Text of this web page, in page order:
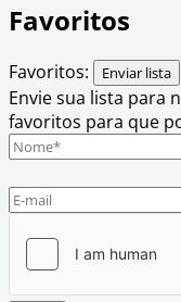
Favoritos
Favoritos: Enviar lista
Envie sua lista para
favoritos para que